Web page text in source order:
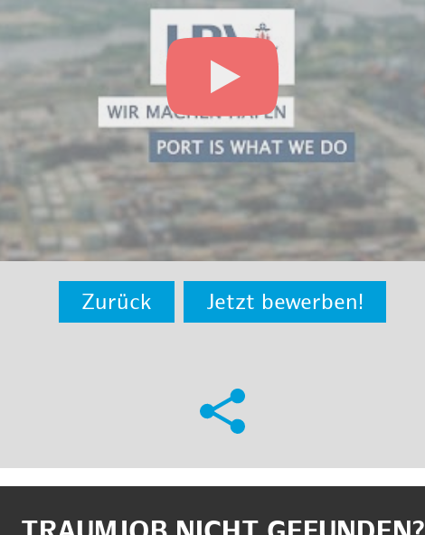
Zurück Jetzt bewerben!